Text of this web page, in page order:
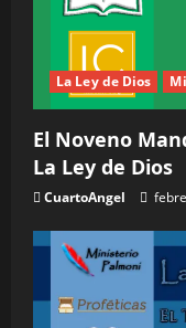
r
a
d
a
s
La Ley de Dios
El Noveno
La Ley de Dios
CuartoAngel